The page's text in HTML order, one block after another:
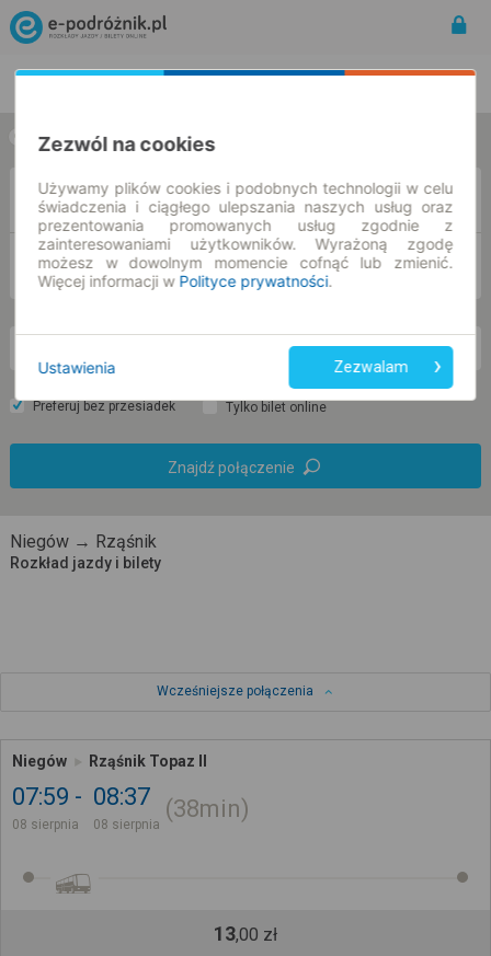
w jedną stronę w obie strony
Z
DO
Preferuj bez przesiadek Tylko bilet online
Znajdź połączenie
Niegów → Rząśnik
Rozkład jazdy i bilety
Wcześniejsze połączenia
Niegów Rząśnik Topaz II
07:59
08 sierpnia
08:37
08 sierpnia
38min
13,00 zł
Zezwól na cookies
Używamy plików cookies i podobnych technologii w celu
świadczenia i ciągłego ulepszania naszych usług oraz
prezentowania promowanych usług zgodnie z
zainteresowaniami użytkowników. Wyrażoną zgodę
możesz w dowolnym momencie cofnąć lub zmienić.
Więcej informacji w Polityce prywatności.
Ustawienia Zezwalam